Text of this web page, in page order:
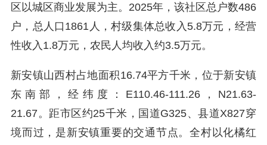
区以城区商业发展为主。2025年，该社区总户数486
户，总人口1861人，村级集体总收入5.8万元，经营
性收入1.8万元，农民人均收入约3.5万元。
新安镇山西村占地面积16.74平方千米，位于新安镇
东南部，经纬度：E110.46-111.26，N21.63-
21.67。距市区约25千米，国道G325、县道X827穿
境而过，是新安镇重要的交通节点。全村以化橘红